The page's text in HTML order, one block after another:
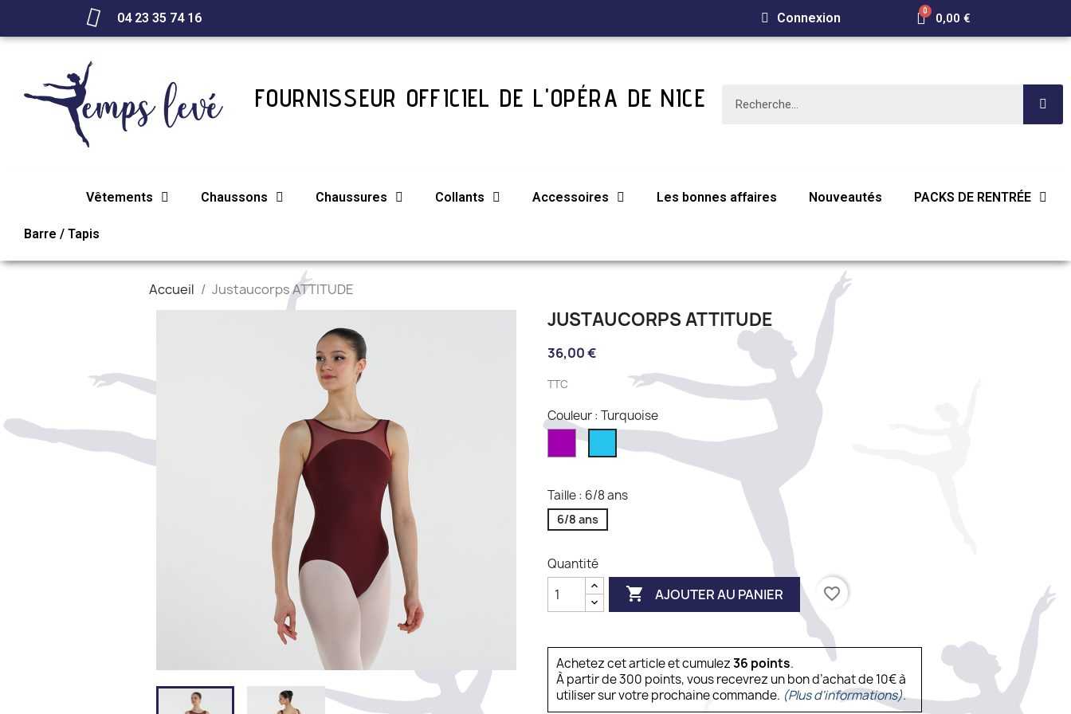
04 23 35 74 16 Connexion 0,00 €
FOURNISSEUR OFFICIEL DE L'OPÉRA DE NICE
Vêtements Chaussons Chaussures Collants Accessoires Les bonnes affaires Nouveautés PACKS DE RENTRÉE
Barre / Tapis
Accueil Justaucorps ATTITUDE
JUSTAUCORPS ATTITUDE
36,00 €
TTC
Couleur : Turquoise
Purple Turquoise
Taille : 6/8 ans
6/8 ans
Quantité
 AJOUTER AU PANIER favorite_border
Achetez cet article et cumulez36 points.
À partir de 300 points, vous recevrez un bon d’achat de 10€ à
utiliser sur votre prochaine commande. (Plus d'informations).